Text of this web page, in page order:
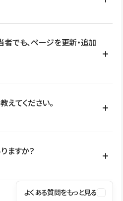
イン、CMS設計、URL・リダイレク
ステムとの連携など、個別の要件が
ださい。
の期間、CMS利用数の上限、権限
異なります。詳しくは料金プランペ
でも、ページを更新・追加
活用して更新範囲を設計しておく
状態で運用できます。 さらにコン
ずに更新作業を進めやすくなりま
えてください。
スを安全に利用できるよう、通信
ス管理、脆弱性対策など、複数の観
対応しており、悪質なスクリプトの
ますか？
ルプセンターでご確認いただけま
よくある質問をもっと見る